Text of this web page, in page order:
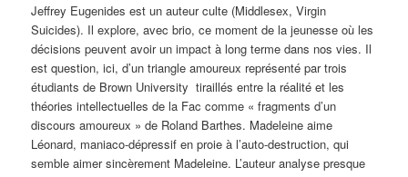
Jeffrey Eugenides est un auteur culte (Middlesex, Virgin
Suicides). Il explore, avec brio, ce moment de la jeunesse où les
décisions peuvent avoir un impact à long terme dans nos vies. Il
est question, ici, d’un triangle amoureux représenté par trois
étudiants de Brown University tiraillés entre la réalité et les
théories intellectuelles de la Fac comme « fragments d’un
discours amoureux » de Roland Barthes. Madeleine aime
Léonard, maniaco-dépressif en proie à l’auto-destruction, qui
semble aimer sincèrement Madeleine. L’auteur analyse presque